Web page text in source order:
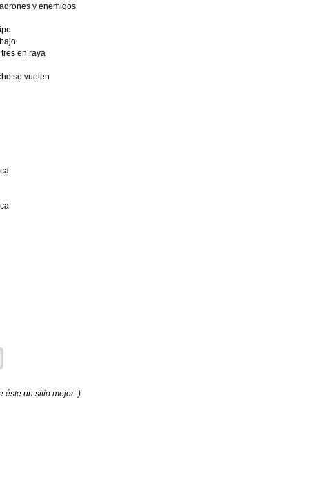
y enemigos
en raya
se vuelen
éste un sitio mejor :)